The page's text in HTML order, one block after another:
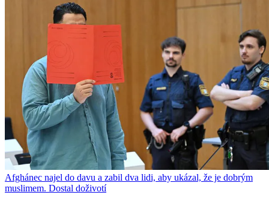
Afghánec najel do davu a zabil dva lidi, aby ukázal, že je dobrým
muslimem. Dostal doživotí